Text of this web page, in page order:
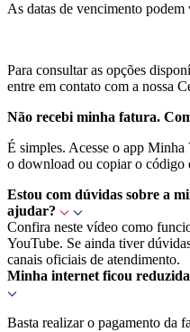
As datas de vencimento
Para consultar as opções
entre em contato com a nossa
Não recebi minha fatura.
É simples. Acesse o app
o download ou copiar o código
Estou com dúvidas sobre a
ajudar?
Confira neste vídeo como
YouTube. Se ainda tiver
canais oficiais de atendimento.
Minha internet ficou
Basta realizar o pagamento da